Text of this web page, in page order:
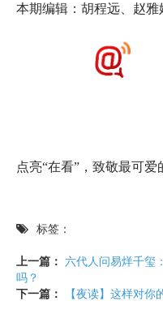
本期编辑：胡程远、赵雅
点亮“在看”，致敬最可爱
标签：
上一篇： 六代人问易烊千玺
吗？
下一篇：
【夜读】这样对